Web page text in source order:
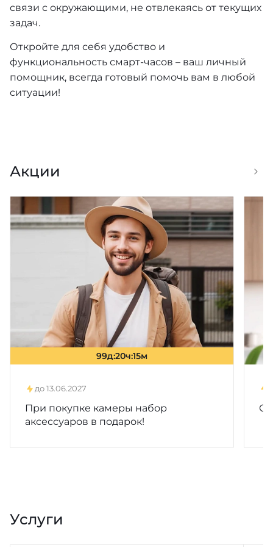
связи с окружающими, не отвлекаясь от текущих
задач.
Откройте для себя удобство и
функциональность смарт-часов – ваш личный
помощник, всегда готовый помочь вам в любой
ситуации!
Акции
до 13.06.2027
При покупке камеры набор
аксессуаров в подарок!
Услуги